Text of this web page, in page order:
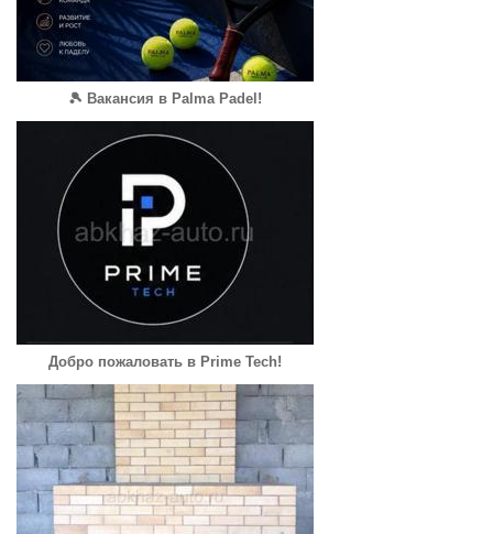
🎾 Вакансия в Palma Padel!
Добро пожаловать в Prime Tech!